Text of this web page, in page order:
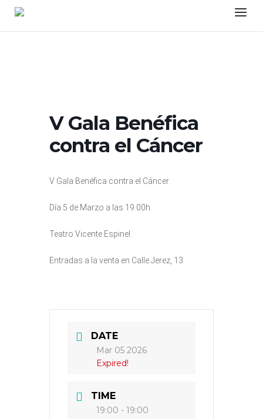
Skip
Menu
V Gala Benéfica
contra el Cáncer
V Gala Benéfica contra el Cáncer
Día 5 de Marzo a las 19:00h.
Teatro Vicente Espinel.
Entradas a la venta en Calle Jerez, 13
DATE
Mar 05 2026
Expired!
TIME
19:00 - 19:00